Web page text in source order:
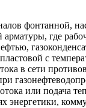
фонтанной,
арматуры, где
с
в сети
или подача
энергетики,